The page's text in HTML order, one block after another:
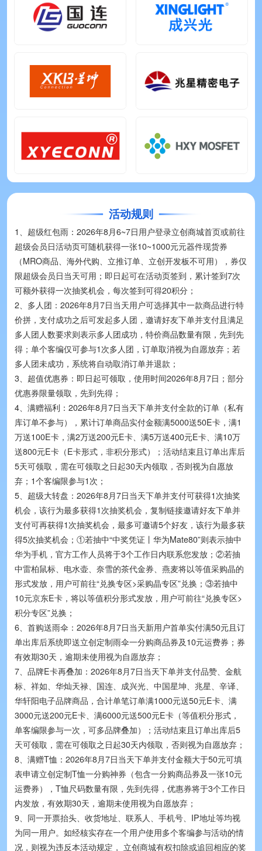
HXY MOSFET(华轩阳电子) 抢购价：¥0.75259
抢购价：¥0.21527
GUOCONN(国连) A1201AWR-2P-RH
XKB Connection(中国星坤) DSHP04TS-S 抢购价：¥1.719
XYECONN(辛译) XY-VH3.96-3A11 抢购价：¥0.11124
Megastar(兆星) ZX-XH2.54-4PZZ 抢购价：¥0.066595
XR(祥如) XRCD43-2R2M 抢购价：¥0.076475
HXY MOSFET(华轩阳电子) HFP6291LR-G1 抢购价：¥0.342912
kinghelm(金航标) KH-TYPE-C-16P 抢购价：¥0.2658
G-Switch(品赞) GT-RF1125A-01G 抢购价：¥0.132145
HCTL(华灿天禄) HC-PHB-T-05
GUOCONN(国连) 0510-GX-24PWB-GF-RB 抢购价：¥0.53504
XINGLIGHT(成兴光) XL-2020RGBC-2812B 抢购价：¥0.3466
XKB Connection(中国星坤) DSIC01LS-P 抢购价：¥1.5295
XYECONN(辛译)
Megastar(兆星) ZX-SH1.0-8PWT
XR(祥如) XR0630-4R7M 抢购价：¥0.20596
SMAJ6.8CA 抢购价：¥0.0829
kinghelm(金航标) KH-SMA-KE-Z 抢购价：¥1.54
G-Switch(品赞) GT-USB-7010ASV 抢购价：¥0.27531
HCTL(华灿天禄) HC-MX3.0-T 抢购价：¥0.064
活动规则
1、超级红包雨：2026年8月6~7日用户登录立创商城首页或前往
超级会员日活动页可随机获得一张10~1000元元器件现货券
（MRO商品、海外代购、立推订单、立创开发板不可用），券仅
限超级会员日当天可用；即日起可在活动页签到，累计签到7次
可额外获得一次抽奖机会，每次签到可得20积分；
2、多人团：2026年8月7日当天用户可选择其中一款商品进行特
价拼，支付成功之后可发起多人团，邀请好友下单并支付且满足
多人团人数要求则表示多人团成功，特价商品数量有限，先到先
得；单个客编仅可参与1次多人团，订单取消视为自愿放弃；若
多人团未成功，系统将自动取消订单并退款；
3、超值优惠券：即日起可领取，使用时间2026年8月7日；部分
优惠券限量领取，先到先得；
4、满赠福利：2026年8月7日当天下单并支付全款的订单（私有
库订单不参与），累计订单商品实付金额满5000送50E卡，满1
万送100E卡，满2万送200元E卡、满5万送400元E卡、满10万
送800元E卡（E卡形式，非积分形式）；活动结束且订单出库后
5天可领取，需在可领取之日起30天内领取，否则视为自愿放
弃；1个客编限参与1次；
5、超级大转盘：2026年8月7日当天下单并支付可获得1次抽奖
机会，该行为最多获得1次抽奖机会，复制链接邀请好友下单并
支付可再获得1次抽奖机会，最多可邀请5个好友，该行为最多获
得5次抽奖机会；①若抽中“中奖凭证丨华为Mate80”则表示抽中
华为手机，官方工作人员将于3个工作日内联系您发放；②若抽
中雷柏鼠标、电水壶、奈雪的茶代金券、燕麦将以等值采购晶的
形式发放，用户可前往“兑换专区>采购晶专区”兑换；③若抽中
10元京东E卡，将以等值积分形式发放，用户可前往“兑换专区>
积分专区”兑换；
6、首购送雨伞：2026年8月7日当天新用户首单实付满50元且订
单出库后系统即送立创定制雨伞一分购商品券及10元运费券；券
有效期30天，逾期未使用视为自愿放弃；
7、品牌E卡再叠加：2026年8月7日当天下单并支付品赞、金航
标、祥如、华灿天禄、国连、成兴光、中国星坤、兆星、辛译、
华轩阳电子品牌商品，合计单笔订单满1000元送50元E卡、满
3000元送200元E卡、满6000元送500元E卡（等值积分形式，
单客编限参与一次，可多品牌叠加）；活动结束且订单出库后5
天可领取，需在可领取之日起30天内领取，否则视为自愿放弃；
8、满赠T恤：2026年8月7日当天下单并支付金额大于50元可填
表申请立创定制T恤一分购神券（包含一分购商品券及一张10元
运费券），T恤尺码数量有限，先到先得，优惠券将于3个工作日
内发放，有效期30天，逾期未使用视为自愿放弃；
9、同一开票抬头、收货地址、联系人、手机号、IP地址等均视
为同一用户。如经核实存在一个用户使用多个客编参与活动的情
况，则视为违反本活动规定， 立创商城有权扣除或追回相应的奖